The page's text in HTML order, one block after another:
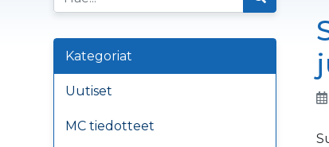
Kategoriat
Uutiset
MC tiedotteet